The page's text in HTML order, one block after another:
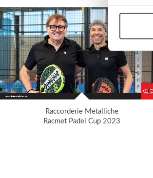
Raccorderie Metalliche
Racmet Padel Cup 2023